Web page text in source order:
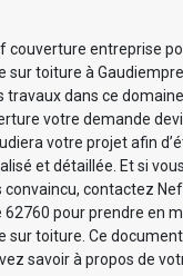
couverture entreprise
sur toiture à
travaux dans ce
votre demande
votre projet afin
et détaillée. Et si
convaincu, contactez
62760 pour prendre en
sur toiture. Ce
savoir à propos de